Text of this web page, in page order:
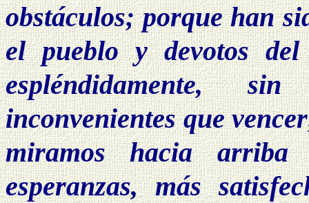
obstáculos; porque han
el pueblo y devotos
espléndidamente,
inconvenientes que
miramos hacia
esperanzas, más